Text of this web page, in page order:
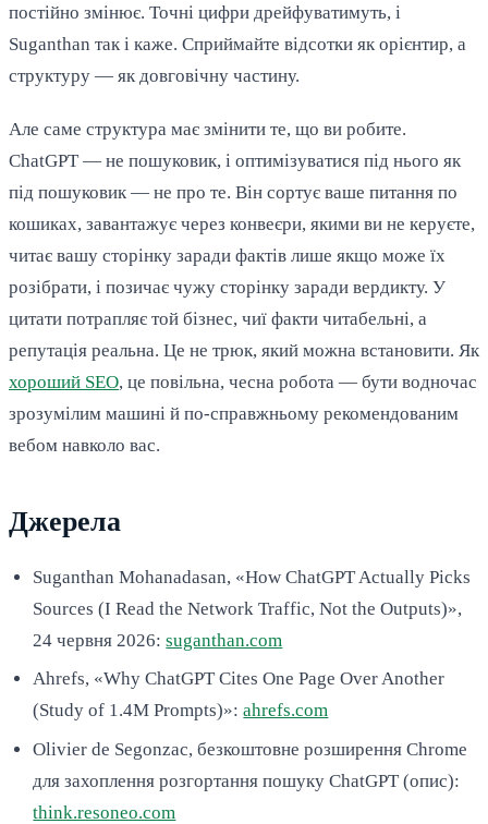
постійно змінює. Точні цифри дрейфуватимуть, і
Suganthan так і каже. Сприймайте відсотки як орієнтир, а
структуру — як довговічну частину.
Але саме структура має змінити те, що ви робите.
ChatGPT — не пошуковик, і оптимізуватися під нього як
під пошуковик — не про те. Він сортує ваше питання по
кошиках, завантажує через конвеєри, якими ви не керуєте,
читає вашу сторінку заради фактів лише якщо може їх
розібрати, і позичає чужу сторінку заради вердикту. У
цитати потрапляє той бізнес, чиї факти читабельні, а
репутація реальна. Це не трюк, який можна встановити. Як
хороший SEO, це повільна, чесна робота — бути водночас
зрозумілим машині й по-справжньому рекомендованим
вебом навколо вас.
Джерела
Suganthan Mohanadasan, «How ChatGPT Actually Picks
Sources (I Read the Network Traffic, Not the Outputs)»,
24 червня 2026:suganthan.com
Ahrefs, «Why ChatGPT Cites One Page Over Another
(Study of 1.4M Prompts)»:ahrefs.com
Olivier de Segonzac, безкоштовне розширення Chrome
для захоплення розгортання пошуку ChatGPT (опис):
think.resoneo.com